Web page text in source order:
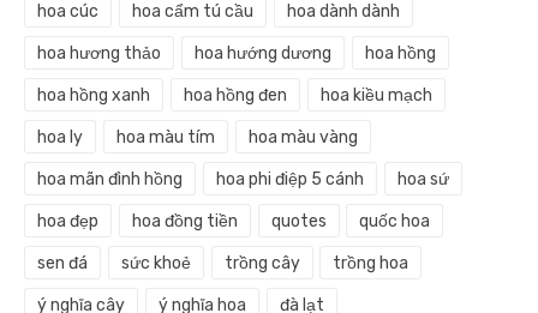
hoa cúc hoa cẩm tú cầu hoa dành dành
hoa hương thảo hoa hướng dương hoa hồng
hoa hồng xanh hoa hồng đen hoa kiều mạch
hoa ly hoa màu tím hoa màu vàng
hoa mãn đình hồng hoa phi điệp 5 cánh hoa sứ
hoa đẹp hoa đồng tiền quotes quốc hoa
sen đá sức khoẻ trồng cây trồng hoa
ý nghĩa cây ý nghĩa hoa đà lạt